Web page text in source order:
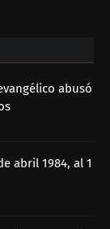
abusó
abril 1984, al 1